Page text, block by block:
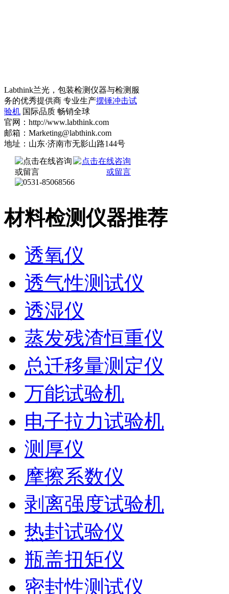
Labthink兰光，包装检测仪器与检测服
务的优秀提供商 专业生产摆锤冲击试
验机 国际品质 畅销全球
官网：http://www.labthink.com
邮箱：Marketing@labthink.com
地址：山东·济南市无影山路144号
材料检测仪器推荐
透氧仪
透气性测试仪
透湿仪
蒸发残渣恒重仪
总迁移量测定仪
万能试验机
电子拉力试验机
测厚仪
摩擦系数仪
剥离强度试验机
热封试验仪
瓶盖扭矩仪
密封性测试仪